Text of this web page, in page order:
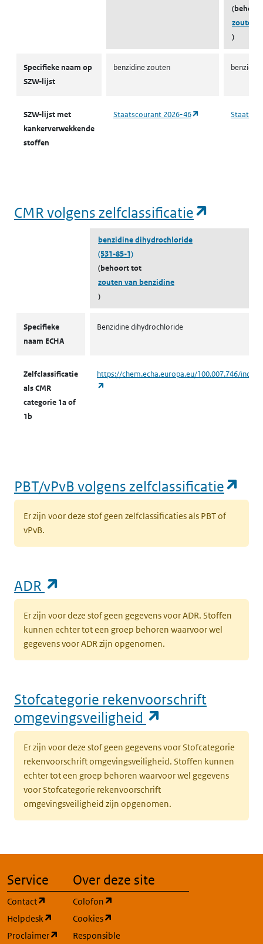
zouten
)
Specifieke naam op
SZW-lijst
benzidine zouten
SZW-lijst met
kankerverwekkende
stoffen
Staatscourant 2026-46 (opent in een
CMR volgens zelfclassificatie
benzidine dihydrochloride
(531-85-1)
(behoort tot
zouten van benzidine
)
Specifieke
naam ECHA
Benzidine dihydrochloride
Zelfclassificatie
als CMR
categorie 1a of
1b
https://chem.echa.europa.eu/100.007.746/
PBT/vPvB volgens zelfclassificatie
Er zijn voor deze stof geen zelfclassificaties als PBT of
vPvB.
ADR
Er zijn voor deze stof geen gegevens voor ADR. Stoffen
kunnen echter tot een groep behoren waarvoor wel
gegevens voor ADR zijn opgenomen.
Stofcategorie rekenvoorschrift
omgevingsveiligheid
Er zijn voor deze stof geen gegevens voor Stofcategorie
rekenvoorschrift omgevingsveiligheid. Stoffen kunnen
echter tot een groep behoren waarvoor wel gegevens
voor Stofcategorie rekenvoorschrift
omgevingsveiligheid zijn opgenomen.
Service
Contact
(opent in een nieuw tabblad)
Helpdesk
(opent in een nieuw tabblad)
Proclaimer
(opent in een nieuw tabblad)
Over deze site
Colofon
Cookies
Responsible